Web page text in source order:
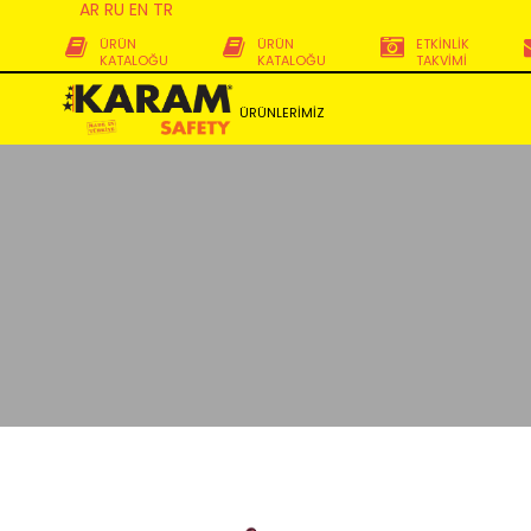
AR RU EN TR
ETKİNLİK
TAKVİMİ
ÜRÜN
KATALOĞU
ÜRÜN
KATALOĞU
ÜRÜNLERİMİZ